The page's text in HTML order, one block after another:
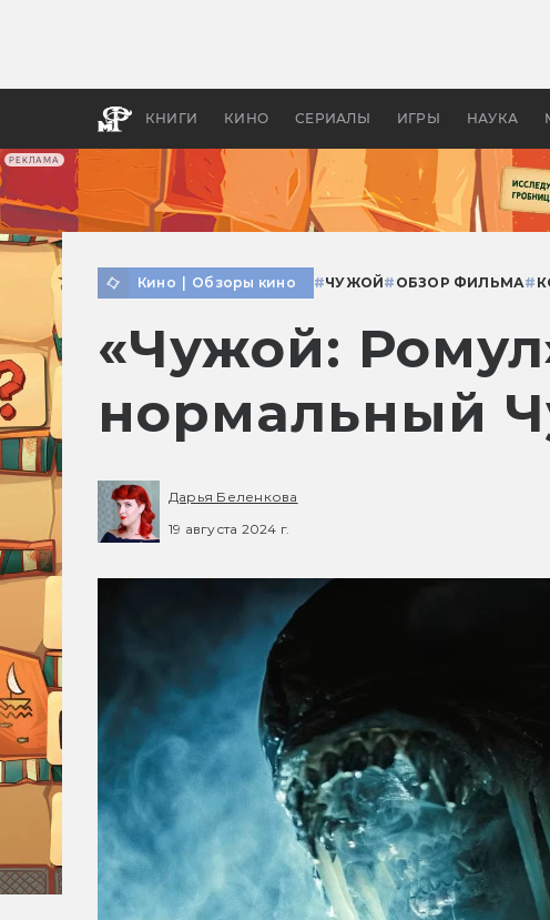
РЕКЛАМА
КНИГИ КИНО СЕРИАЛЫ ИГРЫ НАУКА
бы
Кино Обзоры кино #ЧУЖОЙ# ОБЗОР ФИЛЬМА#
«Чужой:
нормальный
Дарья Беленкова
19 августа 2024 г.